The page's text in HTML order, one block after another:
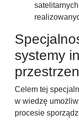
systemy
Celem tej
w wiedzę
procesie